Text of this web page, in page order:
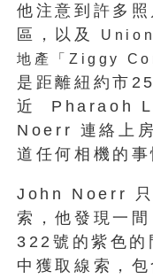
他注意到許多
區，以及
地產「 Ziggy
是距離紐約市
近 Pharaoh
Noerr 連絡上
道任何相機的事
John Noerr 只
索，他發現一
322號的紫色的
中獲取線索，